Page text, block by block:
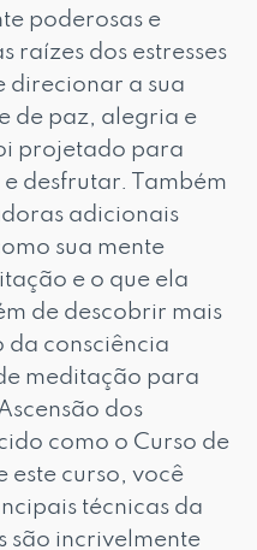
poderosas e
raízes dos estresses
direcionar a sua
de paz, alegria e
projetado para
desfrutar. Também
adicionais
sua mente
e o que ela
de descobrir mais
da consciência
meditação para
dos
como o Curso de
este curso, você
técnicas da
são incrivelmente